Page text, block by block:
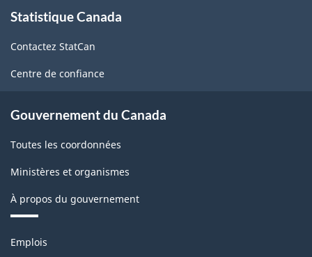
propos
ce
site
Statistique Canada
Contactez StatCan
Centre de confiance
Gouvernement du Canada
Toutes les coordonnées
Ministères et organismes
À propos du gouvernement
Thèmes
Emplois